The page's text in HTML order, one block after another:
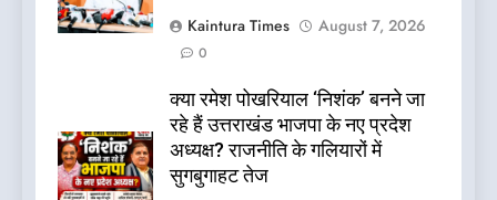
Kaintura Times
August 7, 2026
0
क्या रमेश पोखरियाल ‘निशंक’ बनने जा
रहे हैं उत्तराखंड भाजपा के नए प्रदेश
अध्यक्ष? राजनीति के गलियारों में
सुगबुगाहट तेज